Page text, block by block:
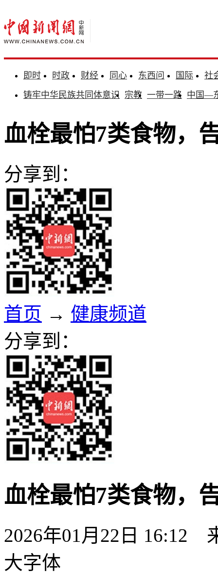
即时 时政 财经 同心 东西问 国际
社
铸牢中华民族共同体意识 宗教 一带一路 中国—
血栓最怕7类食物，
分享到：
首页 → 健康频道
分享到：
血栓最怕7类食物，
2026年01月22日 16:12
大字体